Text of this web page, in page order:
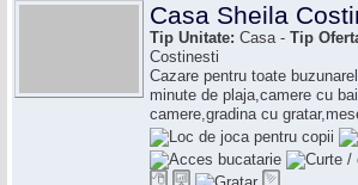
Casa Sheila
Tip Unitate: Casa - Tip
Costinesti
Cazare pentru toate
minute de plaja,camere cu
camere,gradina cu